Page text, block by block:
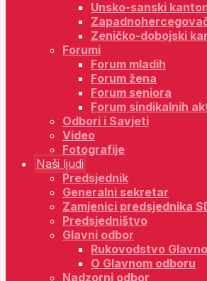
Unsko-sanski
Zeničko-dobojski
Forumi
Forum mladih
Forum žena
Forum seniora
Forum sindikalnih
Odbori i Savjeti
Video
Fotografije
Naši ljudi
Predsjednik
Generalni sekretar
Zamjenici predsjednika
Predsjedništvo
Glavni odbor
Rukovodstvo
O Glavnom odboru
Nadzorni odbor